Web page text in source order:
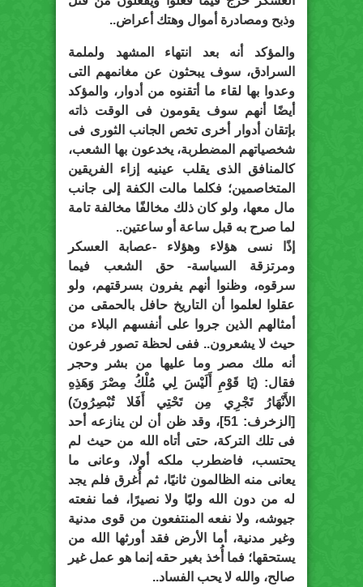
وذبح ومصادرة أموال وهتك أعراض..
والمؤكد أنه بعد انتهاء المشهد ولملمة
السرادق، سوف يبحثون عن مغانمهم التى
وعدوا بها لقاء ما أتقنوه من أدوار، والمؤكد
أيضًا أنهم سوف يقومون فى الوقت ذاته
بإتقان أدوار أخرى تخص الجانب الثورى فى
شخصياتهم المضطربة، يخدعون بها الشعب،
كالمنافق الذى يقلب عينيه إزاء الفريقين
المتخاصمين؛ فكلما مالت الكفة إلى جانب
مال معها، ولو كان ذلك مخالفًا مخالفة تامة
لما صرح به قبل ساعة أو ساعتين..
إذًا نسى هؤلاء وهؤلاء -عصابة العسكر
ومرتزقة السياسة- حق الشعب فيما
سرقوه، وظنوا أنهم يفرون بسرقتهم، ولو
عقلوا لعلموا أن التاريخ حافل بالحمقى من
أمثالهم الذين جروا على أنفسهم البلاء من
حيث لا يشعرون.. ففى لحظة تصور فرعون
أنه ملك مصر وما عليها من بشر وحجر
فقال: (يَا قَوْمِ أَلَيْسَ لِي مُلْكُ مِصْرَ وَهَذِهِ
الأَنْهَارُ تَجْرِي مِن تَحْتِي أَفَلا تُبْصِرُونَ)
[الزخرف: 51]، وقد ظن أن لن ينازعه أحد
فى تلك التركة، حتى أتاه الله من حيث لم
يحتسب، فاضطرب ملكه أولا، وعانى ما
يعانى منه الظالمون ثانيًا، ثم أُغرق فلم يجد
له من دون الله وليًا ولا نصيرًا، فما نفعته
جيوشه، ولا نفعه المنتفعون من قوى مدنية
وغير مدنية، أما الأرض فقد أورثها الله من
يستحقها؛ فما أُخذ بغير حقه إنما هو عمل غير
صالح، والله لا يحب الفساد..